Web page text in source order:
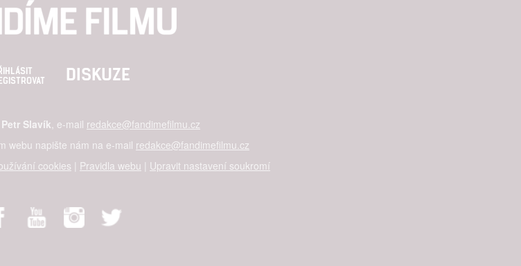
DISKUZE
Petr Slavík , e-mail redakce@fandimefilmu.cz
webu napište nám na e-mail redakce@fandimefilmu.cz
cookies | Pravidla webu | Upravit nastavení soukromí